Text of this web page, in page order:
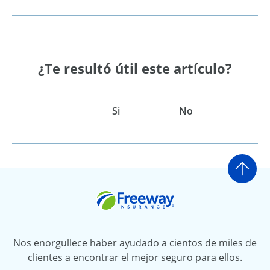
¿Te resultó útil este artículo?
Si No
Ir
Nos enorgullece haber ayudado a cientos de miles de
clientes a encontrar el mejor seguro para ellos.